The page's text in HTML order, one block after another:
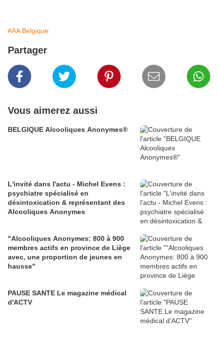
#AA Belgique
Partager
Vous aimerez aussi
BELGIQUE Alcooliques Anonymes®
L'invité dans l'actu - Michel Evens :
psychiatre spécialisé en
désintoxication & représentant des
Alcooliques Anonymes
"Alcooliques Anonymes: 800 à 900
membres actifs en province de Liège
avec, une proportion de jeunes en
hausse"
PAUSE SANTE Le magazine médical
d'ACTV